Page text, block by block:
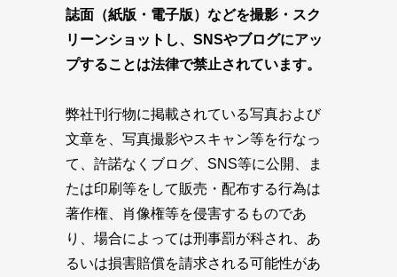
誌面（紙版・電子版）などを撮影・スク
リーンショットし、SNSやブログにアッ
プすることは法律で禁止されています。
弊社刊行物に掲載されている写真および
文章を、写真撮影やスキャン等を行なっ
て、許諾なくブログ、SNS等に公開、ま
たは印刷等をして販売・配布する行為は
著作権、肖像権等を侵害するものであ
り、場合によっては刑事罰が科され、あ
るいは損害賠償を請求される可能性があ